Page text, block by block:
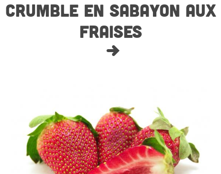
CRUMBLE EN SABAYON AUX
FRAISES